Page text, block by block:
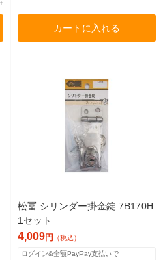
カートに入れる
松冨 シリンダー掛金錠 7B170H
1セット
4,009円 （税込）
ログイン&全額PayPay支払いで